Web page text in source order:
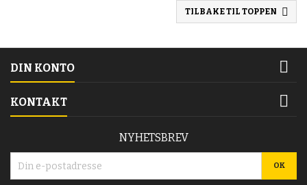
TILBAKE TIL TOPPEN 
DIN KONTO 
KONTAKT 
NYHETSBREV